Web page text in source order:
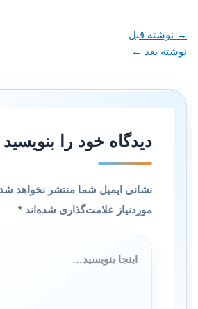
→نوشته قبل
نوشته بعد←
دیدگاه‌ خود را بنویسید
نشانی ایمیل شما منتشر نخواهد شد.
موردنیاز علامت‌گذاری شده‌اند*
اینجا
بنویسید…